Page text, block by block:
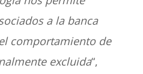
a la banca
comportamiento de
excluida“,